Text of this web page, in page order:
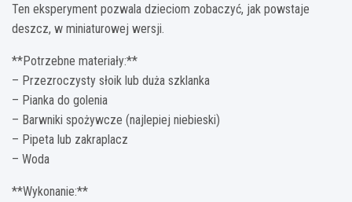
Ten eksperyment pozwala dzieciom zobaczyć, jak powstaje
deszcz, w miniaturowej wersji.
**Potrzebne materiały:**
– Przezroczysty słoik lub duża szklanka
– Pianka do golenia
– Barwniki spożywcze (najlepiej niebieski)
– Pipeta lub zakraplacz
– Woda
**Wykonanie:**